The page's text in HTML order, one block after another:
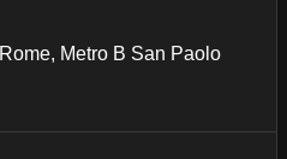
Metro B San Paolo